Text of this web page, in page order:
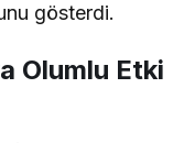
gösterdi.
Olumlu Etki